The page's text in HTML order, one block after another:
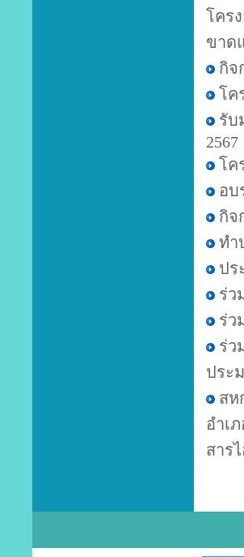
โคร
ขาด
กิจ
โค
รับ
2567
โค
อบ
กิจ
ทำ
ปร
ร่ว
ร่ว
ร่ว
ประ
สห
อำเ
สาร